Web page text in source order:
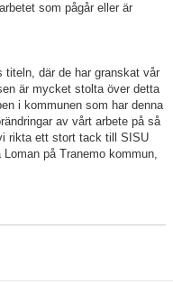
som pågår eller är
titeln, där de har granskat vår
är mycket stolta över detta
i kommunen som har denna
av vårt arbete på så
rikta ett stort tack till SISU
på Tranemo kommun,